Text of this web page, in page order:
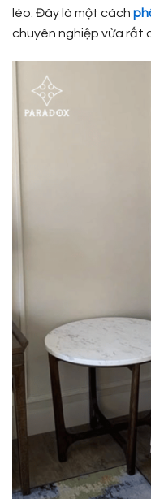
léo. Đây là một cách
chuyên nghiệp vừa rất